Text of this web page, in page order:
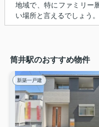
地域で、特にファミリー
い場所と言えるでしょう。
筒井駅のおすすめ物件
新築一戸建